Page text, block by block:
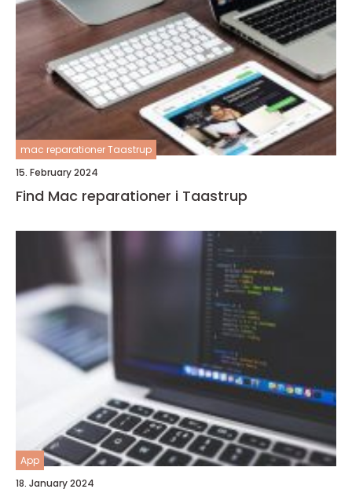
mac reparationer Taastrup
15. February 2024
Find Mac reparationer i Taastrup
App
18. January 2024